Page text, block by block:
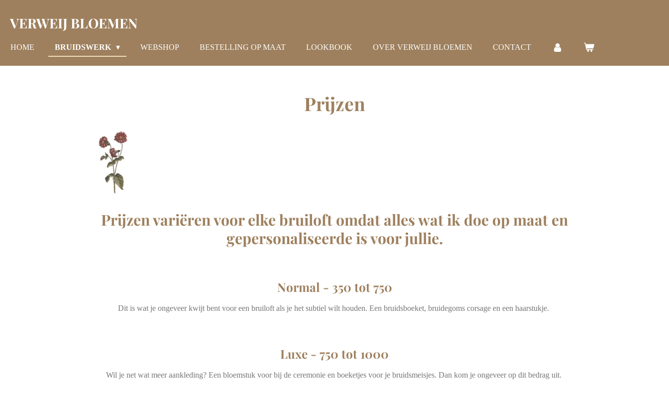
direct
de
hoofdinhoud
VERWEIJ BLOEMEN
HOME BRUIDSWERK WEBSHOP BESTELLING OP MAAT LOOKBOOK OVER VERWEIJ BLOEMEN CONTACT
Prijzen
Prijzen variëren voor elke bruiloft omdat alles wat ik doe op maat en
gepersonaliseerde is voor jullie.
Normal - 350 tot 750
Dit is wat je ongeveer kwijt bent voor een bruiloft als je het subtiel wilt houden. Een bruidsboeket, bruidegoms corsage en een haarstukje.
Luxe - 750 tot 1000
Wil je net wat meer aankleding? Een bloemstuk voor bij de ceremonie en boeketjes voor je bruidsmeisjes. Dan kom je ongeveer op dit bedrag uit.